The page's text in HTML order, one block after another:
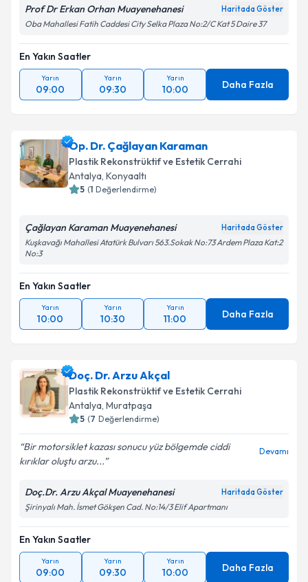
Prof Dr Erkan Orhan Muayenehanesi Haritada Göster
Oba Mahallesi Fatih Caddesi City Selka Plaza No:2/C Kat 5 Daire 37
En Yakın Saatler
Yarın
09:00
Yarın
09:30
Yarın
10:00 Daha Fazla
Op. Dr. Çağlayan Karaman
Plastik Rekonstrüktif ve Estetik Cerrahi
Antalya, Konyaaltı
5 (1 Değerlendirme)
Çağlayan Karaman Muayenehanesi Haritada Göster
Kuşkavağı Mahallesi Atatürk Bulvarı 563.Sokak No:73 Ardem Plaza Kat:2
No:3
En Yakın Saatler
Yarın
10:00
Yarın
10:30
Yarın
11:00 Daha Fazla
Doç. Dr. Arzu Akçal
Plastik Rekonstrüktif ve Estetik Cerrahi
Antalya, Muratpaşa
5 (7 Değerlendirme)
Bir motorsiklet kazası sonucu yüz bölgemde ciddi
kırıklar oluştu arzu...
Devamı
Doç.Dr. Arzu Akçal Muayenehanesi Haritada Göster
Şirinyalı Mah. İsmet Gökşen Cad. No:14/3 Elif Apartmanı
En Yakın Saatler
Yarın
09:00
Yarın
09:30
Yarın
10:00 Daha Fazla